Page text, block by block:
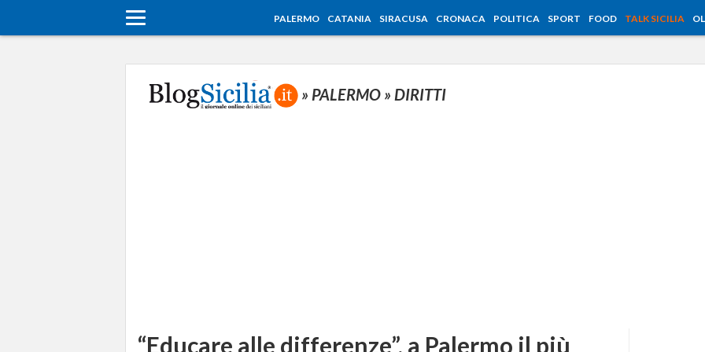
PALERMO CATANIA SIRACUSA CRONACA POLITICA SPORT FOOD TALK SICILIA
» PALERMO » DIRITTI
“Educare alle differenze”, a Palermo il più